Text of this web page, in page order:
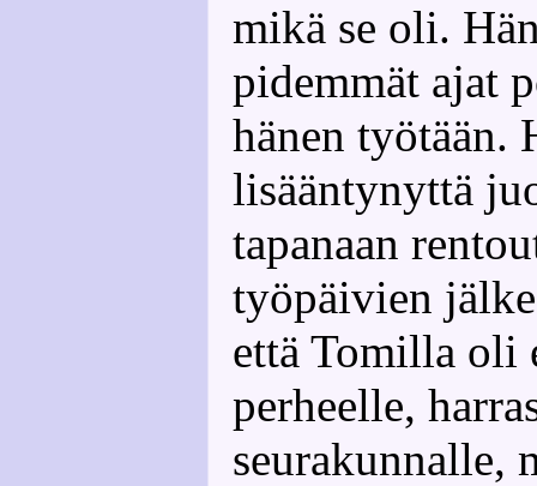
mikä se oli.
pidemmät ajat
hänen työtään.
lisääntynyttä
tapanaan
työpäivien
että Tomilla oli
perheelle,
seurakunnalle,